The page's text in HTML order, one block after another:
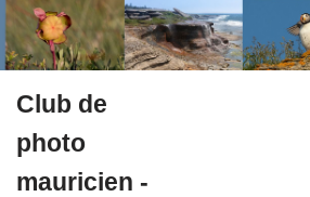
au
contenu
Club de
photo
mauricien -